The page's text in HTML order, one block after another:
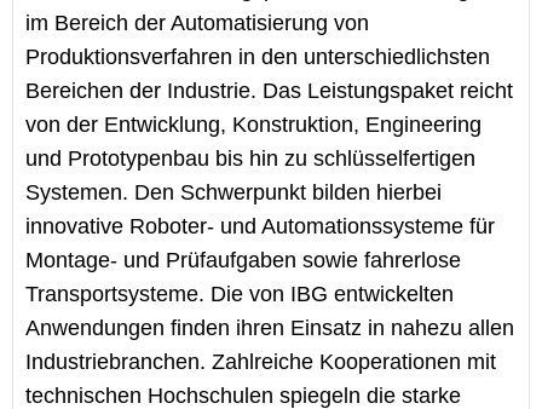
im Bereich der Automatisierung von
Produktionsverfahren in den unterschiedlichsten
Bereichen der Industrie. Das Leistungspaket reicht
von der Entwicklung, Konstruktion, Engineering
und Prototypenbau bis hin zu schlüsselfertigen
Systemen. Den Schwerpunkt bilden hierbei
innovative Roboter- und Automationssysteme für
Montage- und Prüfaufgaben sowie fahrerlose
Transportsysteme. Die von IBG entwickelten
Anwendungen finden ihren Einsatz in nahezu allen
Industriebranchen. Zahlreiche Kooperationen mit
technischen Hochschulen spiegeln die starke